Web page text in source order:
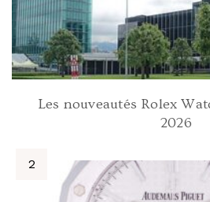
Les nouveautés Rolex
2026